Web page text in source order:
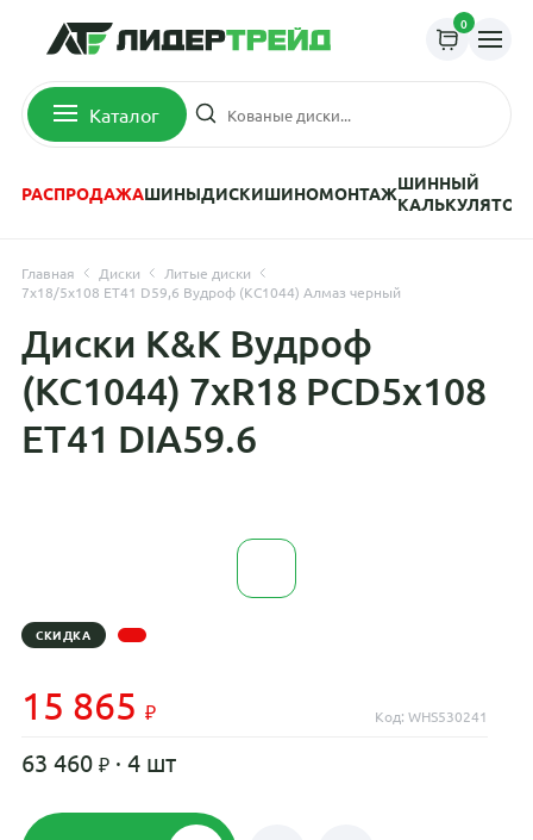
0
Каталог
РАСПРОДАЖАШИНЫДИСКИШИНОМОНТАЖШИННЫЙ
КАЛЬКУЛЯТОР
Главная Диски
Литые диски
7x18/5x108 ET41 D59,6 Вудроф (КС1044) Алмаз черный
Диски K&K Вудроф
(КС1044) 7xR18 PCD5x108
ET41 DIA59.6
СКИДКА
15 865 Код: WHS530241
63 460 · 4 шт